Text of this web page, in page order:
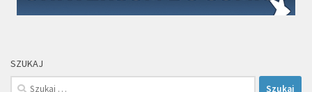
SZUKAJ
Szukaj: